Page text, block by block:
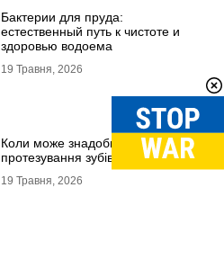
Бактерии для пруда:
естественный путь к чистоте и
здоровью водоема
19 Травня, 2026
Коли може знадобитися
протезування зубів в Одесі
19 Травня, 2026